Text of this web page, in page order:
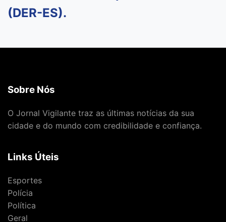
(DER-ES).
Sobre Nós
O Jornal Vigilante traz as últimas notícias da sua
cidade e do mundo com credibilidade e confiança.
Links Úteis
Esportes
Polícia
Política
Geral